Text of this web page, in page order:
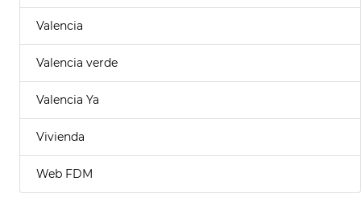
Valencia
Valencia verde
Valencia Ya
Vivienda
Web FDM